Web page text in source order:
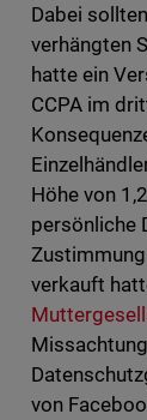
Dabei
verhängten
hatte ein
CCPA im
Höhe von
persönliche
verkauft
von